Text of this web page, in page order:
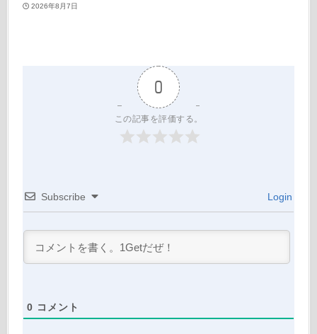
2026年8月7日
0
この記事を評価する。
Subscribe Login
0 コメント